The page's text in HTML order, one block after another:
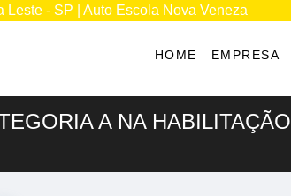
Leste - SP | Auto Escola Nova Veneza
HOME EMPRESA
A NA HABILITAÇÃO